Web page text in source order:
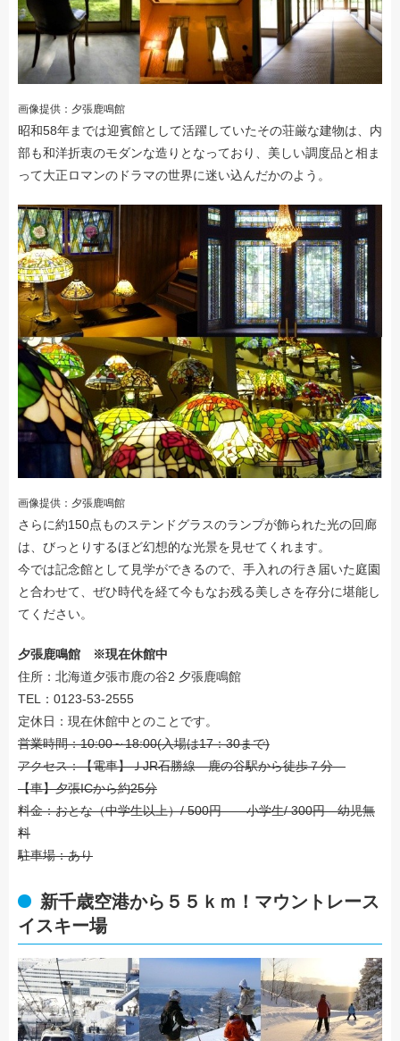
画像提供：夕張鹿鳴館
昭和58年までは迎賓館として活躍していたその荘厳な建物は、内
部も和洋折衷のモダンな造りとなっており、美しい調度品と相ま
って大正ロマンのドラマの世界に迷い込んだかのよう。
画像提供：夕張鹿鳴館
さらに約150点ものステンドグラスのランプが飾られた光の回廊
は、びっとりするほど幻想的な光景を見せてくれます。
今では記念館として見学ができるので、手入れの行き届いた庭園
と合わせて、ぜひ時代を経て今もなお残る美しさを存分に堪能し
てください。
夕張鹿鳴館 ※現在休館中
住所：北海道夕張市鹿の谷2 夕張鹿鳴館
TEL：0123-53-2555
定休日：現在休館中とのことです。
営業時間：10:00～18:00(入場は17：30まで)
アクセス：【電車】ＪJR石勝線 鹿の谷駅から徒歩７分
【車】夕張ICから約25分
料金：おとな（中学生以上）/ 500円 小学生/ 300円 幼児無
料
駐車場：あり
新千歳空港から５５ｋｍ！マウントレース
イスキー場